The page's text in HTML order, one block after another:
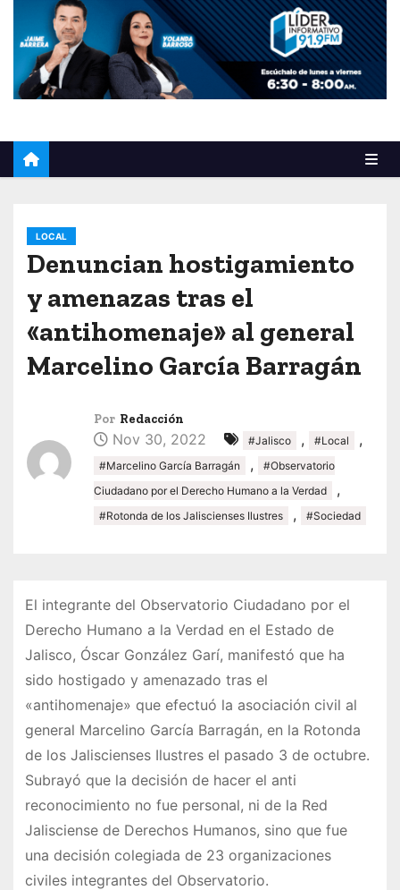
LOCAL
Denuncian hostigamiento
y amenazas tras el
«antihomenaje» al general
Marcelino García Barragán
Por Redacción
Nov 30, 2022 #Jalisco , #Local ,
#Marcelino García Barragán ,
#Observatorio
Ciudadano por el Derecho Humano a la Verdad
,
#Rotonda de los Jaliscienses Ilustres , #Sociedad
El integrante del Observatorio Ciudadano por el
Derecho Humano a la Verdad en el Estado de
Jalisco, Óscar González Garí, manifestó que ha
sido hostigado y amenazado tras el
«antihomenaje» que efectuó la asociación civil al
general Marcelino García Barragán, en la Rotonda
de los Jaliscienses Ilustres el pasado 3 de octubre.
Subrayó que la decisión de hacer el anti
reconocimiento no fue personal, ni de la Red
Jalisciense de Derechos Humanos, sino que fue
una decisión colegiada de 23 organizaciones
civiles integrantes del Observatorio.